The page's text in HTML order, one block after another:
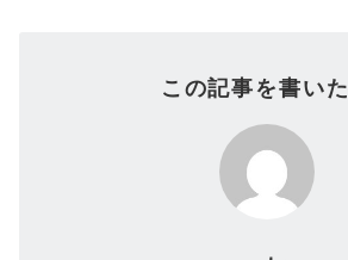
この記事を書い